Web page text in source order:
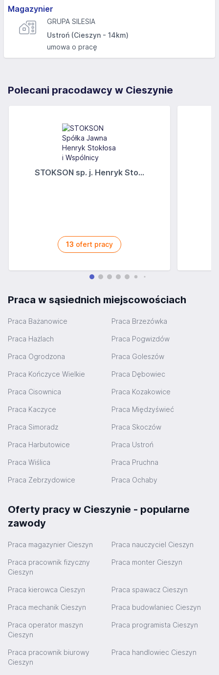
Magazynier
GRUPA SILESIA
Ustroń (Cieszyn - 14km)
umowa o pracę
Polecani pracodawcy w Cieszynie
STOKSON sp. j. Henryk Sto...
13 ofert pracy
Praca w sąsiednich miejscowościach
Praca Bażanowice Praca Brzezówka
Praca Hażlach Praca Pogwizdów
Praca Ogrodzona Praca Goleszów
Praca Kończyce Wielkie Praca Dębowiec
Praca Cisownica Praca Kozakowice
Praca Kaczyce Praca Międzyświeć
Praca Simoradz Praca Skoczów
Praca Harbutowice Praca Ustroń
Praca Wiślica Praca Pruchna
Praca Zebrzydowice Praca Ochaby
Oferty pracy w Cieszynie - popularne
zawody
Praca magazynier Cieszyn Praca nauczyciel Cieszyn
Praca pracownik fizyczny
Cieszyn
Praca monter Cieszyn
Praca kierowca Cieszyn Praca spawacz Cieszyn
Praca mechanik Cieszyn Praca budowlaniec Cieszyn
Praca operator maszyn
Cieszyn
Praca programista Cieszyn
Praca pracownik biurowy
Cieszyn
Praca handlowiec Cieszyn